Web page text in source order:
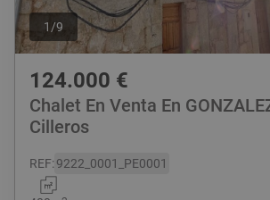
1 /9
124.000 €
Chalet En Venta En
Cilleros
REF:9222_0001_PE0001